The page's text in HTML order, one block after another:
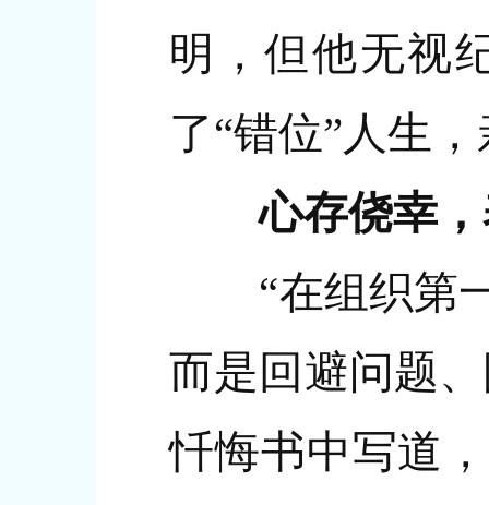
明，但他无视
了“错位”人生
心存侥幸，
“在组织第一
而是回避问题
忏悔书中写道